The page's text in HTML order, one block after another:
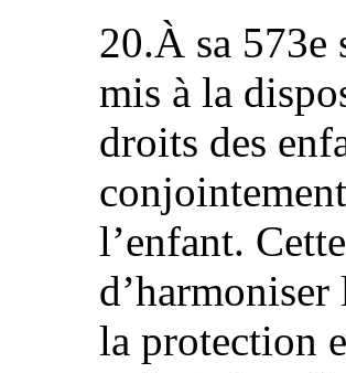
20.À sa 573e
mis à la
droits des
l’enfant.
d’harmoniser
la protection